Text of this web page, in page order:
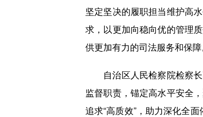
坚定坚决的履职担当维护高
求，以更加向稳向优的管理
供更加有力的司法服务和保障
自治区人民检察院检察长
监督职责，锚定高水平安全
追求“高质效”，助力深化全